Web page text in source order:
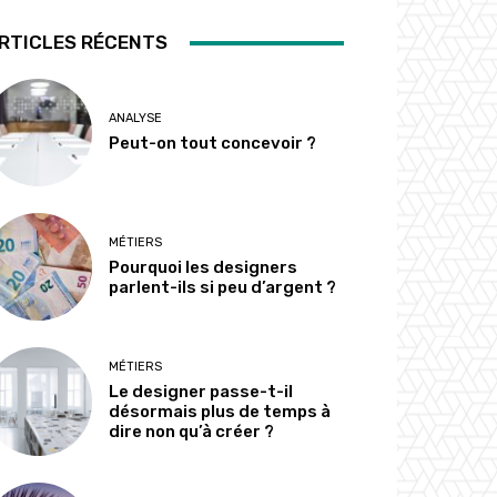
RÉCENTS
ANALYSE
Peut-on tout concevoir ?
MÉTIERS
Pourquoi les designers
parlent-ils si peu d’argent ?
MÉTIERS
Le designer passe-t-il
désormais plus de temps à
dire non qu’à créer ?